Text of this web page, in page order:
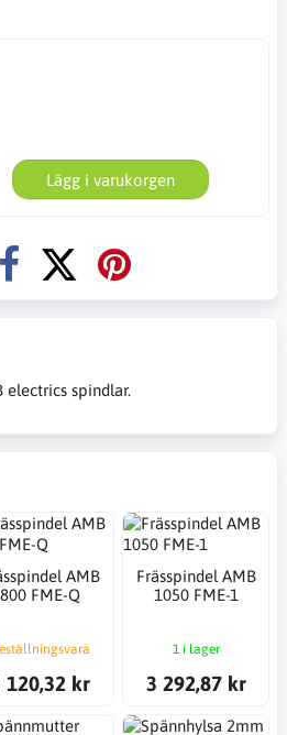
Lägg i varukorgen
electrics spindlar.
AMB
800 FME-Q
120,32 kr
Frässpindel AMB
1050 FME-1
1 i lager
3 292,87 kr